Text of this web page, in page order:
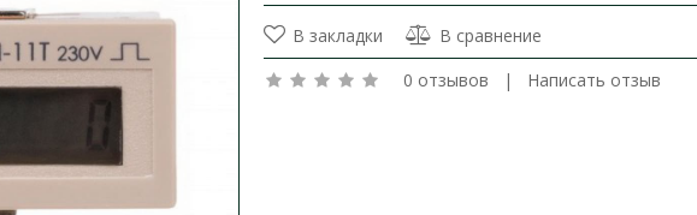
В закладки
В сравнение
0 отзывов | Написать отзыв